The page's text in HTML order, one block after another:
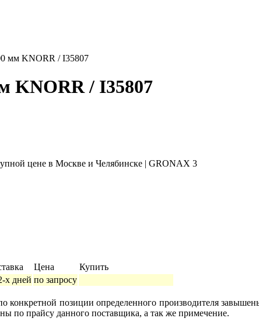
мм KNORR / I35807
KNORR / I35807
Цена
Купить
х дней по запросу
конкретной позиции определенного производителя
по прайсу данного поставщика, а так же примечение.